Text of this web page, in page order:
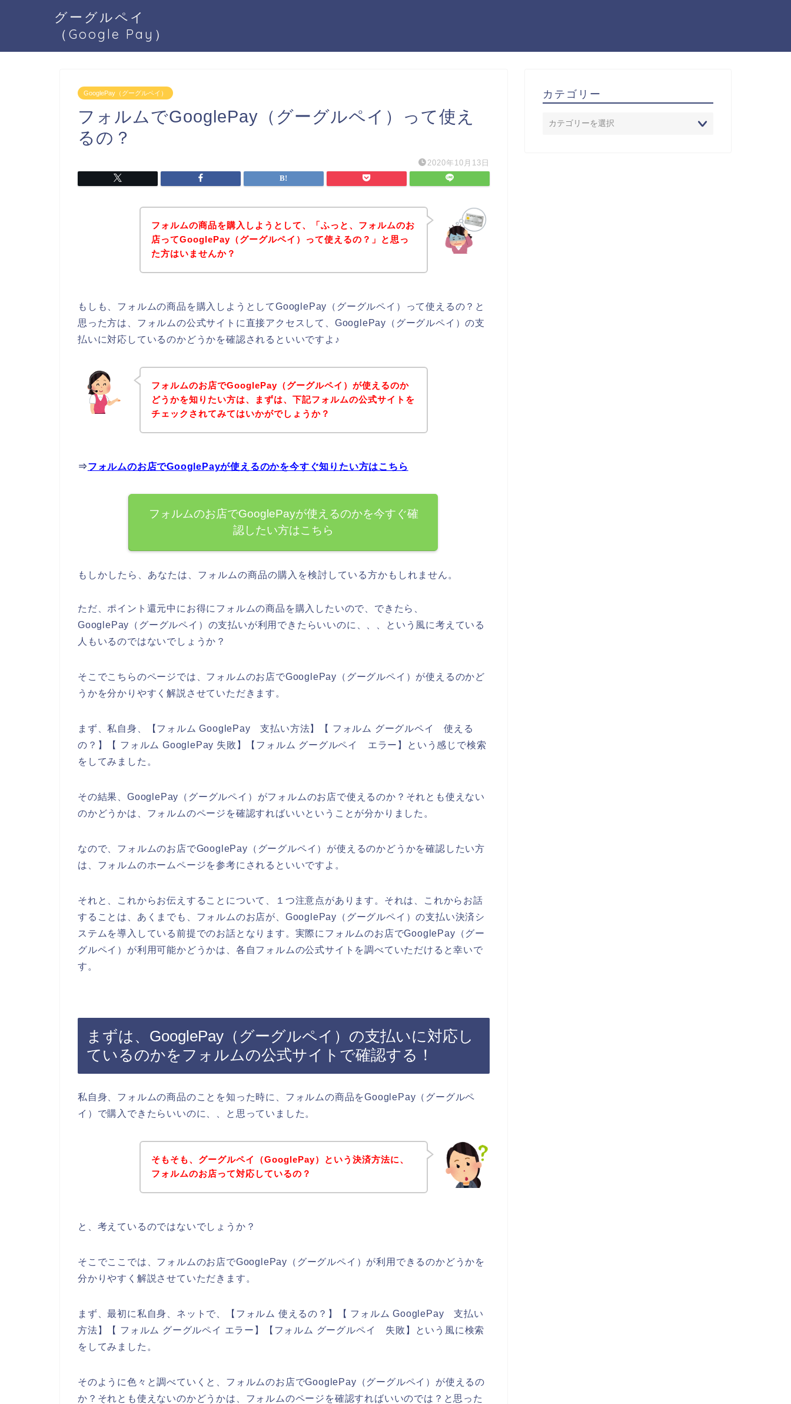
グーグルペイ
（Google Pay）
GooglePay（グーグルペイ）
フォルムでGooglePay（グーグルペイ）って使え
るの？
2020年10月13日
フォルムの商品を購入しようとして、「ふっと、フォルムのお
店ってGooglePay（グーグルペイ）って使えるの？」と思っ
た方はいませんか？
もしも、フォルムの商品を購入しようとしてGooglePay（グーグルペイ）って使えるの？と
思った方は、フォルムの公式サイトに直接アクセスして、GooglePay（グーグルペイ）の支
払いに対応しているのかどうかを確認されるといいですよ♪
フォルムのお店でGooglePay（グーグルペイ）が使えるのか
どうかを知りたい方は、まずは、下記フォルムの公式サイトを
チェックされてみてはいかがでしょうか？
⇒フォルムのお店でGooglePayが使えるのかを今すぐ知りたい方はこちら
フォルムのお店でGooglePayが使えるのかを今すぐ確
認したい方はこちら
もしかしたら、あなたは、フォルムの商品の購入を検討している方かもしれません。
ただ、ポイント還元中にお得にフォルムの商品を購入したいので、できたら、
GooglePay（グーグルペイ）の支払いが利用できたらいいのに、、、という風に考えている
人もいるのではないでしょうか？
そこでこちらのページでは、フォルムのお店でGooglePay（グーグルペイ）が使えるのかど
うかを分かりやすく解説させていただきます。
まず、私自身、【フォルム GooglePay 支払い方法】【 フォルム グーグルペイ 使える
の？】【 フォルム GooglePay 失敗】【フォルム グーグルペイ エラー】という感じで検索
をしてみました。
その結果、GooglePay（グーグルペイ）がフォルムのお店で使えるのか？それとも使えない
のかどうかは、フォルムのページを確認すればいいということが分かりました。
なので、フォルムのお店でGooglePay（グーグルペイ）が使えるのかどうかを確認したい方
は、フォルムのホームページを参考にされるといいですよ。
それと、これからお伝えすることについて、１つ注意点があります。それは、これからお話
することは、あくまでも、フォルムのお店が、GooglePay（グーグルペイ）の支払い決済シ
ステムを導入している前提でのお話となります。実際にフォルムのお店でGooglePay（グー
グルペイ）が利用可能かどうかは、各自フォルムの公式サイトを調べていただけると幸いで
す。
まずは、GooglePay（グーグルペイ）の支払いに対応し
ているのかをフォルムの公式サイトで確認する！
私自身、フォルムの商品のことを知った時に、フォルムの商品をGooglePay（グーグルペ
イ）で購入できたらいいのに、、と思っていました。
そもそも、グーグルペイ（GooglePay）という決済方法に、
フォルムのお店って対応しているの？
と、考えているのではないでしょうか？
そこでここでは、フォルムのお店でGooglePay（グーグルペイ）が利用できるのかどうかを
分かりやすく解説させていただきます。
まず、最初に私自身、ネットで、【フォルム 使えるの？】【 フォルム GooglePay 支払い
方法】【 フォルム グーグルペイ エラー】【フォルム グーグルペイ 失敗】という風に検索
をしてみました。
そのように色々と調べていくと、フォルムのお店でGooglePay（グーグルペイ）が使えるの
か？それとも使えないのかどうかは、フォルムのページを確認すればいいのでは？と思った
カテゴリー